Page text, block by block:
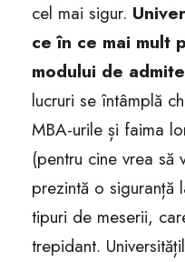
cel mai sigur.
ce în ce mai mult
modului de
lucruri se întâmplă
MBA-urile și faima
(pentru cine vrea să
prezintă o siguranță
tipuri de meserii,
trepidant.